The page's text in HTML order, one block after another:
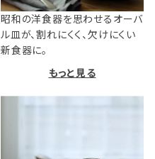
昭和の洋食器を思わせるオーバ
ル皿が、割れにくく、欠けにくい
新食器に。
もっと見る